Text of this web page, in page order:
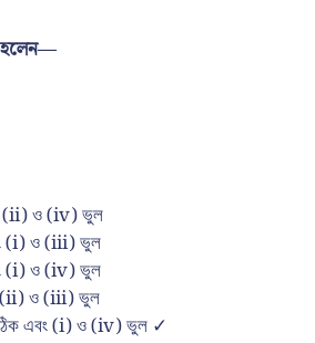
হলেন—
(ii) ও (iv) ভুল
(i) ও (iii) ভুল
(i) ও (iv) ভুল
(ii) ও (iii) ভুল
এবং (i) ও (iv) ভুল ✓